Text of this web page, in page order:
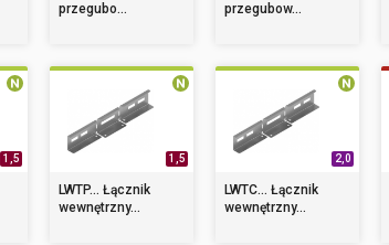
przegubo...
przegubow...
1,5 1,5
LWTP... Łącznik
wewnętrzny...
2,0
LWTC... Łącznik
wewnętrzny...